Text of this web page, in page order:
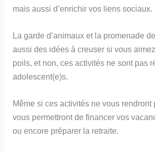
mais aussi d’enrichir vos liens sociaux.
La garde d’animaux et la promenade
aussi des idées à creuser si vous
poils, et non, ces activités ne sont pas
adolescent(e)s.
Même si ces activités ne vous rendront
vous permettront de financer vos
ou encore préparer la retraite.